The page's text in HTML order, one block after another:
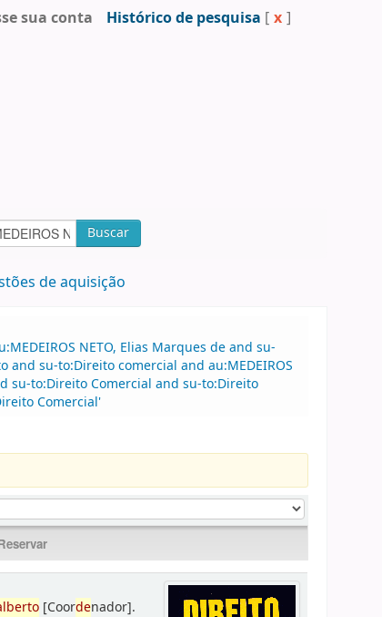
sua conta Histórico de pesquisa [ x ]
Buscar
de aquisição
NETO, Elias Marques de and su-
and su-to:Direito comercial and au:MEDEIROS
su-to:Direito Comercial and su-to:Direito
Comercial'
[Coordenador].